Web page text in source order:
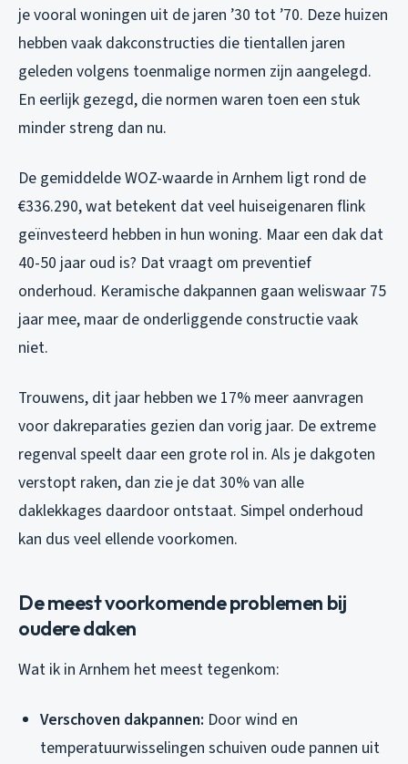
je vooral woningen uit de jaren ’30 tot ’70. Deze huizen
hebben vaak dakconstructies die tientallen jaren
geleden volgens toenmalige normen zijn aangelegd.
En eerlijk gezegd, die normen waren toen een stuk
minder streng dan nu.
De gemiddelde WOZ-waarde in Arnhem ligt rond de
€336.290, wat betekent dat veel huiseigenaren flink
geïnvesteerd hebben in hun woning. Maar een dak dat
40-50 jaar oud is? Dat vraagt om preventief
onderhoud. Keramische dakpannen gaan weliswaar 75
jaar mee, maar de onderliggende constructie vaak
niet.
Trouwens, dit jaar hebben we 17% meer aanvragen
voor dakreparaties gezien dan vorig jaar. De extreme
regenval speelt daar een grote rol in. Als je dakgoten
verstopt raken, dan zie je dat 30% van alle
daklekkages daardoor ontstaat. Simpel onderhoud
kan dus veel ellende voorkomen.
De meest voorkomende problemen bij
oudere daken
Wat ik in Arnhem het meest tegenkom:
Verschoven dakpannen: Door wind en
temperatuurwisselingen schuiven oude pannen uit